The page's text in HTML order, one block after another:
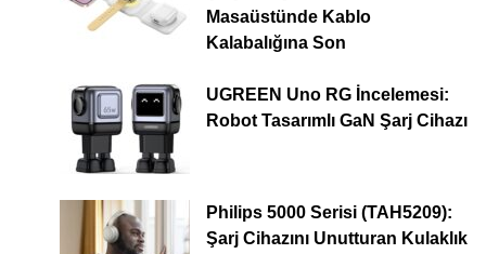
Masaüstünde Kablo
Kalabalığına Son
UGREEN Uno RG İncelemesi:
Robot Tasarımlı GaN Şarj Cihazı
Philips 5000 Serisi (TAH5209):
Şarj Cihazını Unutturan Kulaklık